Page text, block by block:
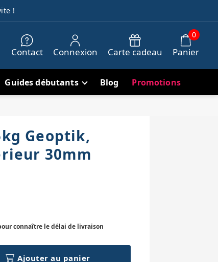
!
Contact Connexion Carte cadeau Panier
0
Guides débutants Blog Promotions
Geoptik,
30mm
connaître le délai de livraison
Ajouter au panier